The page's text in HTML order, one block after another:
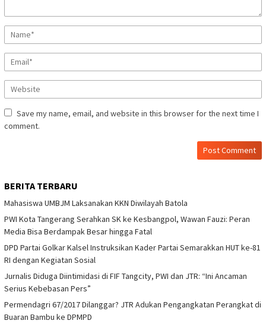
Save my name, email, and website in this browser for the next time I
comment.
BERITA TERBARU
Mahasiswa UMBJM Laksanakan KKN Diwilayah Batola
PWI Kota Tangerang Serahkan SK ke Kesbangpol, Wawan Fauzi: Peran
Media Bisa Berdampak Besar hingga Fatal
DPD Partai Golkar Kalsel Instruksikan Kader Partai Semarakkan HUT ke-81
RI dengan Kegiatan Sosial
Jurnalis Diduga Diintimidasi di FIF Tangcity, PWI dan JTR: “Ini Ancaman
Serius Kebebasan Pers”
Permendagri 67/2017 Dilanggar? JTR Adukan Pengangkatan Perangkat di
Buaran Bambu ke DPMPD